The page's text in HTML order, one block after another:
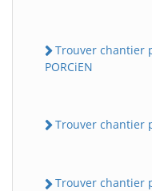
Trouver chantier
PORCiEN
Trouver chantier
Trouver chantier